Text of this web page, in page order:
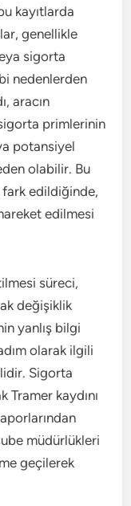
kayıtlarda
genellikle
sigorta
nedenlerden
aracın
primlerinin
potansiyel
olabilir. Bu
fark edildiğinde,
edilmesi
süreci,
değişiklik
yanlış bilgi
olarak ilgili
Sigorta
kaydını
müdürlükleri
geçilerek